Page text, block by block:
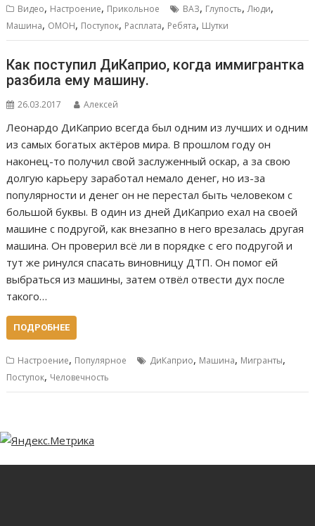
Видео, Настроение, Прикольное ВАЗ, Глупость,Люди,
Машина, ОМОН, Поступок, Расплата, Ребята, Шутки
Как поступил ДиКаприо, когда иммигрантка
разбила ему машину.
26.03.2017 Алексей
Леонардо ДиКаприо всегда был одним из лучших и одним
из самых богатых актёров мира. В прошлом году он
наконец-то получил свой заслуженный оскар, а за свою
долгую карьеру заработал немало денег, но из-за
популярности и денег он не перестал быть человеком с
большой буквы. В один из дней ДиКаприо ехал на своей
машине с подругой, как внезапно в него врезалась другая
машина. Он проверил всё ли в порядке с его подругой и
тут же ринулся спасать виновницу ДТП. Он помог ей
выбраться из машины, затем отвёл отвести дух после
такого…
ПОДРОБНЕЕ
Настроение, Популярное ДиКаприо, Машина, Мигранты,
Поступок, Человечность